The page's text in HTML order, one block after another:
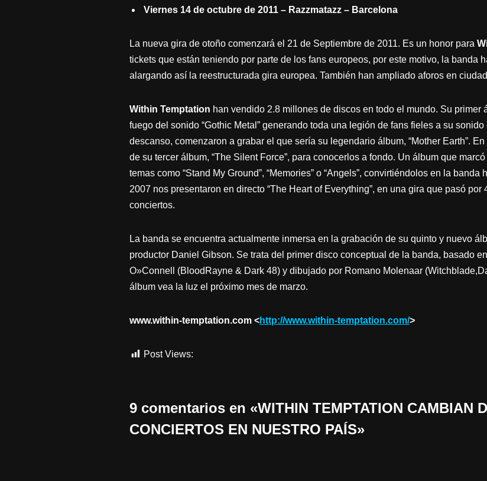
Viernes 14 de octubre de 2011 – Razzmatazz – Barcelona
La nueva gira de otoño comenzará el 21 de Septiembre de 2011. Es un honor para
tickets que están teniendo por parte de los fans europeos, por este motivo, la banda
alargando así la reestructurada gira europea. También han ampliado aforos en
Within Temptation han vendido 2.8 millones de discos en todo el mundo. Su primer
fuego del sonido “Gothic Metal” generando toda una legión de fans fieles a su
descanso, comenzaron a grabar el que sería su legendario álbum, “Mother Earth”.
de su tercer álbum, “The Silent Force”, para conocerlos a fondo. Un álbum que
temas como “Stand My Ground”, “Memories” o “Angels”, convirtiéndolos en la
2007 nos presentaron en directo “The Heart of Everything”, en una gira que pasó
conciertos.
La banda se encuentra actualmente inmersa en la grabación de su quinto y nuevo
productor Daniel Gibson. Se trata del primer disco conceptual de la banda, basado
O»Connell (BloodRayne & Dark 48) y dibujado por Romano Molenaar
álbum vea la luz el próximo mes de marzo.
www.within-temptation.com <http://www.within-temptation.com/>
Post Views:
9 comentarios en «WITHIN TEMPTATION CAMBIAN
CONCIERTOS EN NUESTRO PAÍS»